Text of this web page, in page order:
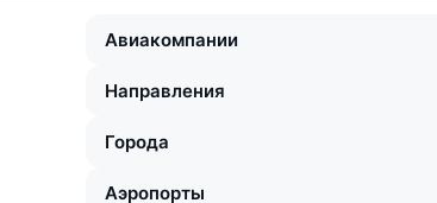
Авиакомпании
Направления
Города
Аэропорты